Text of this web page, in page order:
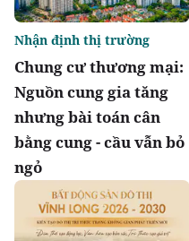
Chung cư thương mại:
Nguồn cung gia tăng
nhưng bài toán cân
bằng cung - cầu vẫn bỏ
ngỏ
Nhận định thị trường